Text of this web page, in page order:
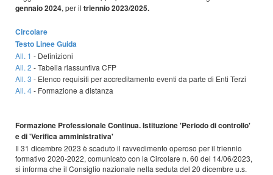
gennaio 2024, per il triennio 2023/2025.
Circolare
Testo Linee Guida
All. 1 - Definizioni
All. 2 - Tabella riassuntiva CFP
All. 3 - Elenco requisiti per accreditamento eventi da parte di Enti Terzi
All. 4- Formazione a distanza
Formazione Professionale Continua. Istituzione 'Periodo di controllo'
e di 'Verifica amministrativa'
Il 31 dicembre 2023 è scaduto il ravvedimento operoso per il triennio
formativo 2020-2022, comunicato con la Circolare n. 60 del 14/06/2023,
si informa che il Consiglio nazionale nella seduta del 20 dicembre u.s.